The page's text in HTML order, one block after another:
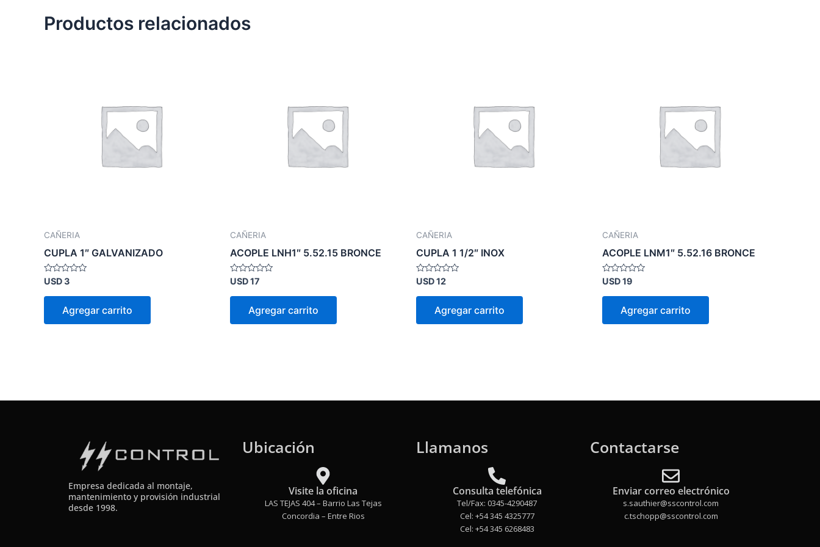
Productos relacionados
CAÑERIA
CUPLA 1″ GALVANIZADO
Valorado
0
USD3
Agregar carrito
CAÑERIA
ACOPLE LNH1″ 5.52.15 BRONCE
Valorado
0
USD17
Agregar carrito
CAÑERIA
CUPLA 1 1/2″ INOX
Valorado
0
USD12
Agregar carrito
CAÑERIA
ACOPLE LNM1″ 5.52.16 BRONCE
Valorado
0
USD19
Agregar carrito
Empresa dedicada al montaje,
mantenimiento y provisión industrial
desde 1998.
Ubicación
Visite la oficina
LAS TEJAS 404 – Barrio Las Tejas
Concordia – Entre Rios
Llamanos
Consulta telefónica
Tel/Fax: 0345-4290487
Cel: +54 345 4325777
Cel: +54 345 6268483
Contactarse
Enviar correo electrónico
s.sauthier@sscontrol.com
c.tschopp@sscontrol.com